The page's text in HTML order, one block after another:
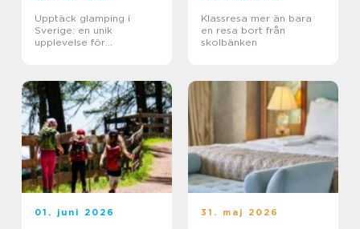
Upptäck glamping i
Sverige: en unik
upplevelse för
Klassresa mer än bara
en resa bort från
skolbänken
01. juni 2026 31. maj 2026